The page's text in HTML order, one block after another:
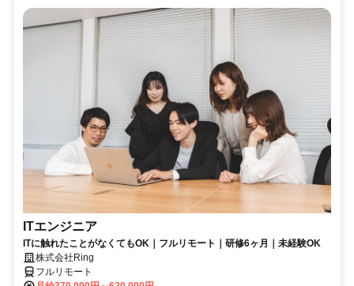
ITエンジニア
ITに触れたことがなくてもOK｜フルリモート｜研修6ヶ月｜未経験OK
株式会社Ring
フルリモート